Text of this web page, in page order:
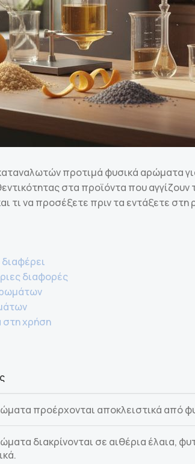
προτιμά φυσικά αρώματα
στα προϊόντα που
τι να προσέξετε πριν τα εντάξετε στη
διαφορές
στη χρήση
προέρχονται αποκλειστικά από
διακρίνονται σε αιθέρια έλαια,